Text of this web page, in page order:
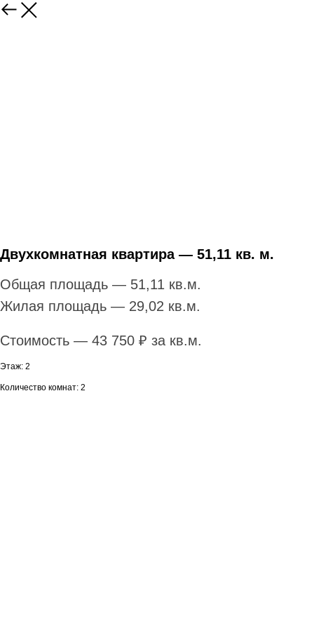
Двухкомнатная квартира — 51,11 кв. м.
Общая площадь — 51,11 кв.м.
Жилая площадь — 29,02 кв.м.
Стоимость — 43 750 ₽ за кв.м.
Этаж: 2
Количество комнат: 2